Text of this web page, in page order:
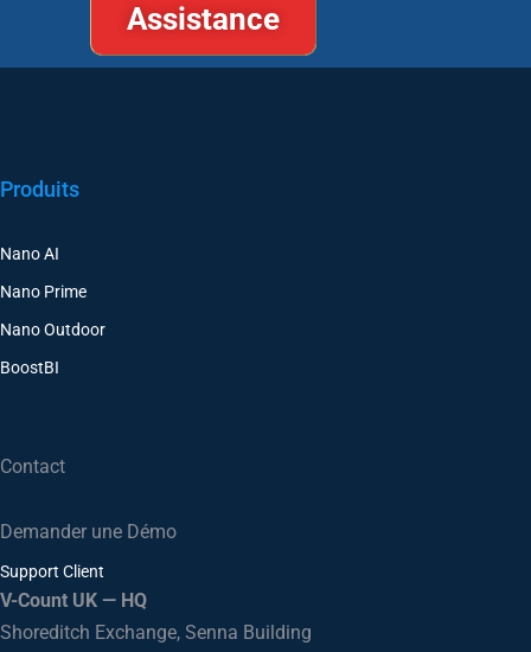
Assistance
Produits
Nano AI
Nano Prime
Nano Outdoor
BoostBI
Contact
Demander une Démo
Support Client
V-Count UK — HQ
Shoreditch Exchange, Senna Building